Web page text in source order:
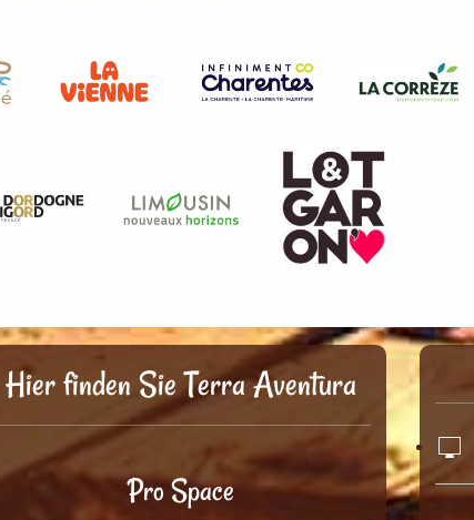
Hier finden Sie Terra Aventura
Pro Space